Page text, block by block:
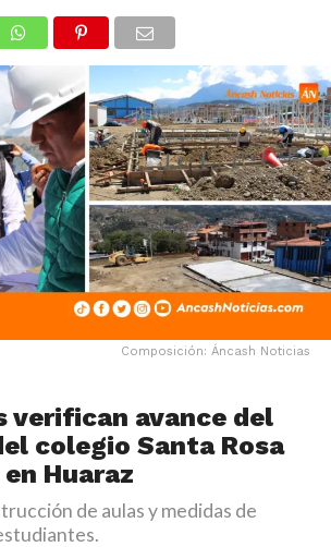
Composición: Áncash Noticias
verifican avance del
colegio Santa Rosa
Huaraz
de aulas y medidas de